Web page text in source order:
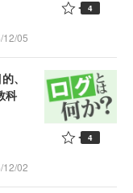
12/05
4
、
科
12/02
4